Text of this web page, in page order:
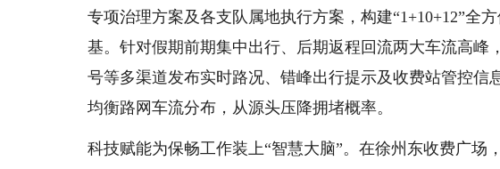
专项治理方案及各支队属地执行方案，构建“1+10+12”全
基。针对假期前期集中出行、后期返程回流两大车流高峰
号等多渠道发布实时路况、错峰出行提示及收费站管控信
均衡路网车流分布，从源头压降拥堵概率。
科技赋能为保畅工作装上“智慧大脑”。在徐州东收费广